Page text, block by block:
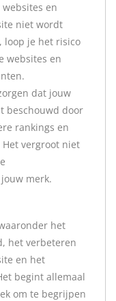
en
niet wordt
loop je het risico
websites en
dat jouw
beschouwd door
rankings en
vergroot niet
merk.
het
het verbeteren
en het
begint allemaal
om te begrijpen